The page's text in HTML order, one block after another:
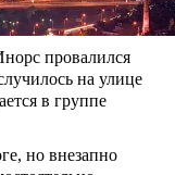
провалился
на улице
в группе
но внезапно